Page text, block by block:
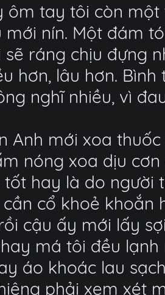
ôm tay tôi còn
mới nín. Một đám
ráng chịu đựng
hơn, lâu hơn.
nghĩ nhiều, vì
Anh mới xoa
nóng xoa dịu
hay là do người
cổ khoẻ khoắn
cậu ấy mới lấy
má tôi đều
áo khoác lau
phải xem xét